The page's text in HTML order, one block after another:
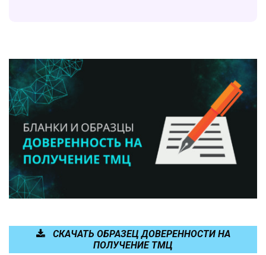
СКАЧАТЬ ОБРАЗЕЦ ДОВЕРЕННОСТИ НА
ПОЛУЧЕНИЕ ТМЦ